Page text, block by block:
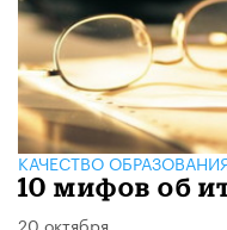
КАЧЕСТВО
10 мифов об
20 октября